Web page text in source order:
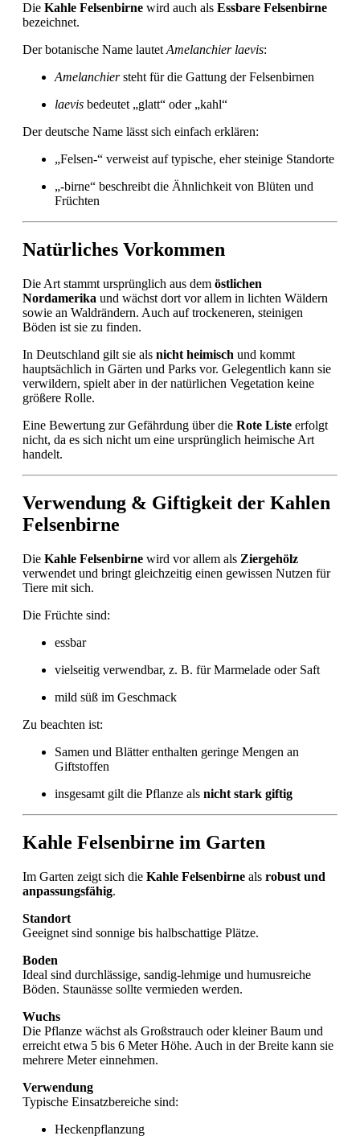
Die Kahle Felsenbirne wird auch als Essbare Felsenbirne
bezeichnet.
Der botanische Name lautet Amelanchier laevis:
Amelanchiersteht für die Gattung der Felsenbirnen
laevis bedeutet „glatt“ oder „kahl“
Der deutsche Name lässt sich einfach erklären:
„Felsen-“ verweist auf typische, eher steinige Standorte
„-birne“ beschreibt die Ähnlichkeit von Blüten und
Früchten
Natürliches Vorkommen
Die Art stammt ursprünglich aus dem östlichen
Nordamerika und wächst dort vor allem in lichten Wäldern
sowie an Waldrändern. Auch auf trockeneren, steinigen
Böden ist sie zu finden.
In Deutschland gilt sie als nicht heimisch und kommt
hauptsächlich in Gärten und Parks vor. Gelegentlich kann sie
verwildern, spielt aber in der natürlichen Vegetation keine
größere Rolle.
Eine Bewertung zur Gefährdung über die Rote Liste erfolgt
nicht, da es sich nicht um eine ursprünglich heimische Art
handelt.
Verwendung & Giftigkeit der Kahlen
Felsenbirne
Die Kahle Felsenbirne wird vor allem als Ziergehölz
verwendet und bringt gleichzeitig einen gewissen Nutzen für
Tiere mit sich.
Die Früchte sind:
essbar
vielseitig verwendbar, z. B. für Marmelade oder Saft
mild süß im Geschmack
Zu beachten ist:
Samen und Blätter enthalten geringe Mengen an
Giftstoffen
insgesamt gilt die Pflanze als nicht stark giftig
Kahle Felsenbirne im Garten
Im Garten zeigt sich die Kahle Felsenbirne als robust und
anpassungsfähig.
Standort
Geeignet sind sonnige bis halbschattige Plätze.
Boden
Ideal sind durchlässige, sandig-lehmige und humusreiche
Böden. Staunässe sollte vermieden werden.
Wuchs
Die Pflanze wächst als Großstrauch oder kleiner Baum und
erreicht etwa 5 bis 6 Meter Höhe. Auch in der Breite kann sie
mehrere Meter einnehmen.
Verwendung
Typische Einsatzbereiche sind:
Heckenpflanzung